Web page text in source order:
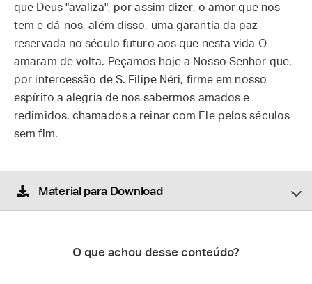
que Deus "avaliza", por assim dizer, o amor que nos
tem e dá-nos, além disso, uma garantia da paz
reservada no século futuro aos que nesta vida O
amaram de volta. Peçamos hoje a Nosso Senhor que,
por intercessão de S. Filipe Néri, firme em nosso
espírito a alegria de nos sabermos amados e
redimidos, chamados a reinar com Ele pelos séculos
sem fim.
Material para Download
O que achou desse conteúdo?